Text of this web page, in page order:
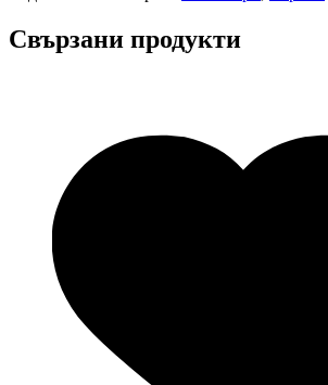
Свързани продукти